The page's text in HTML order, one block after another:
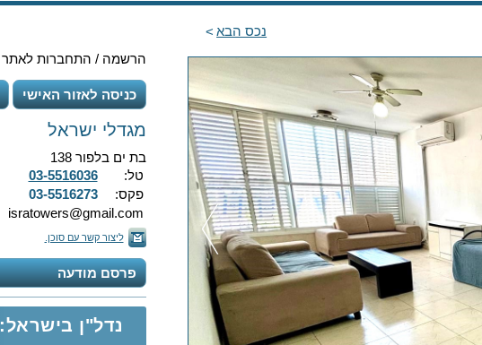
נכס הבא
הרשמה / התחברות לאתר
כניסה לאזור האישי
מגדלי ישראל
בת ים בלפור 138
טל:
03-5516036
פקס:
03-5516273
isratowers@gmail.com
ליצור קשר עם סוכן.
פרסם מודעה
נדל"ן בישראל: